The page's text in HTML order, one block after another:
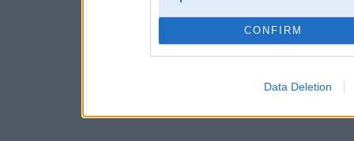
CONFIRM
Data Deletion